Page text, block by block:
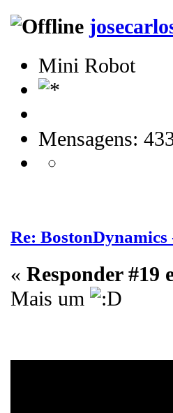
Mini Robot
Mensagens:
Re:
« Responder #19
Mais um